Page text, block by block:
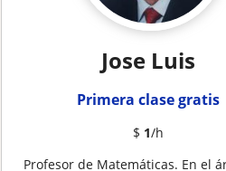
Jose Luis
Primera clase gratis
$ 1/h
Profesor de Matemáticas. En el área de razonamiento matemático , secundaria , universidad ; la instrucción está dirigida a que usted aprenda a estudiar solo , capaz de desarrollar hábitos tendentes a dirigir sus